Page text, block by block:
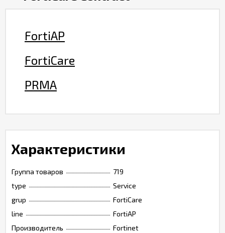
FortiAP
FortiCare
PRMA
Характеристики
Группа товаров
719
type
Service
grup
FortiCare
line
FortiAP
Производитель
Fortinet